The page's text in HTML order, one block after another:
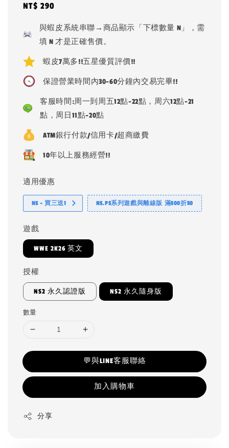
Regular
NT$ 290
與蝦皮系統串聯→商品顯示「下標數量 N」，需
填 N 才是正確售價。
蝦皮7萬多!!五星優質評價!!
保證營業時間內30-60分鐘內交易完畢!!
客服時間:周一到周五12點-22點，周六12點-21
點，周日11點-20點
ATM銀行付款/信用卡/超商繳費
10年以上服務經營!!
適用優惠
NS - 買三送1 NS.PS系列遊戲與離線版 滿500折50
遊戲
WWE 2K26 英文
授權
NS2 永久認證版 NS2 永久隨身版
數量
💬與LINE客服聯絡
加入購物車
分享